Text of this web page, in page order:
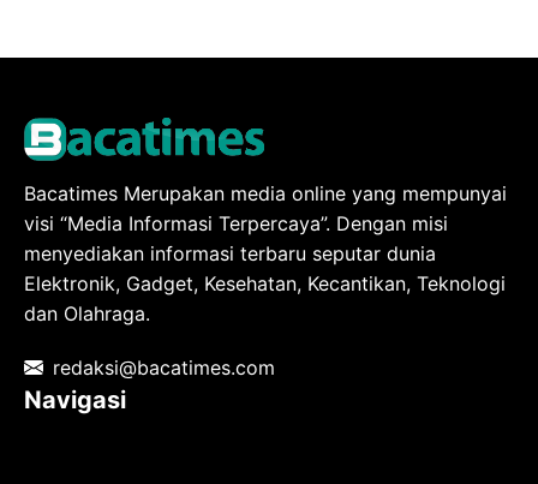
Bacatimes Merupakan media online yang mempunyai
visi “Media Informasi Terpercaya”. Dengan misi
menyediakan informasi terbaru seputar dunia
Elektronik, Gadget, Kesehatan, Kecantikan, Teknologi
dan Olahraga.
redaksi@bacatimes.com
Navigasi